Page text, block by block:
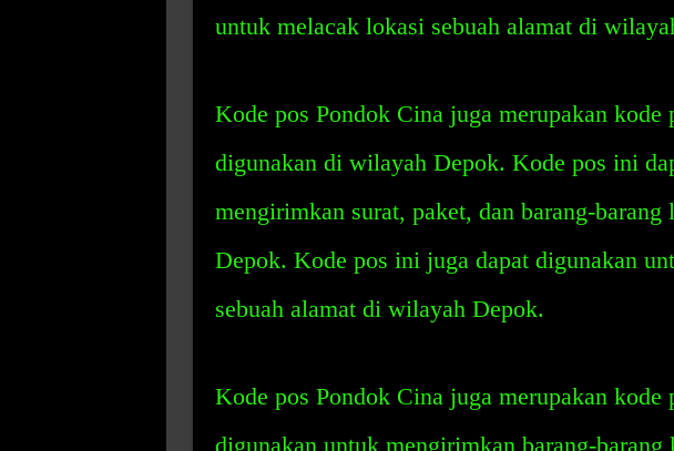
untuk melacak lokasi sebuah alamat di
Kode pos Pondok Cina juga merupakan kode
digunakan di wilayah Depok. Kode pos ini
mengirimkan surat, paket, dan barang-
Depok. Kode pos ini juga dapat digunakan
sebuah alamat di wilayah Depok.
Kode pos Pondok Cina juga merupakan kode
digunakan untuk mengirimkan barang-